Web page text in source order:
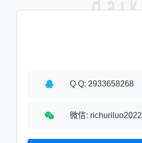
Q Q: 2933658268
微信: richuriluo2022